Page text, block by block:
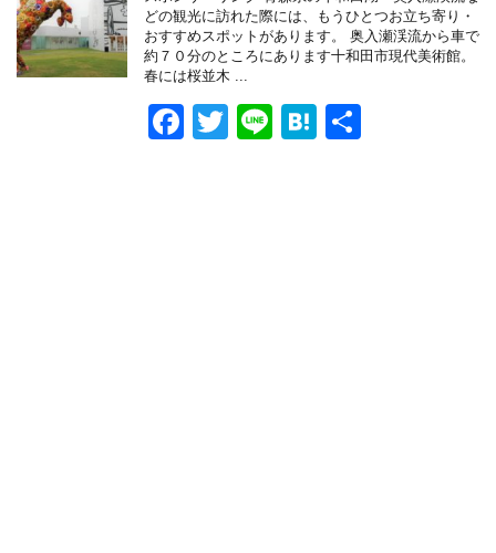
b
o
o
k
a
どの観光に訪れた際には、もうひとつお立ち寄り・
おすすめスポットがあります。 奥入瀬渓流から車で
約７０分のところにあります十和田市現代美術館。
春には桜並木 ...
F
T
Li
H